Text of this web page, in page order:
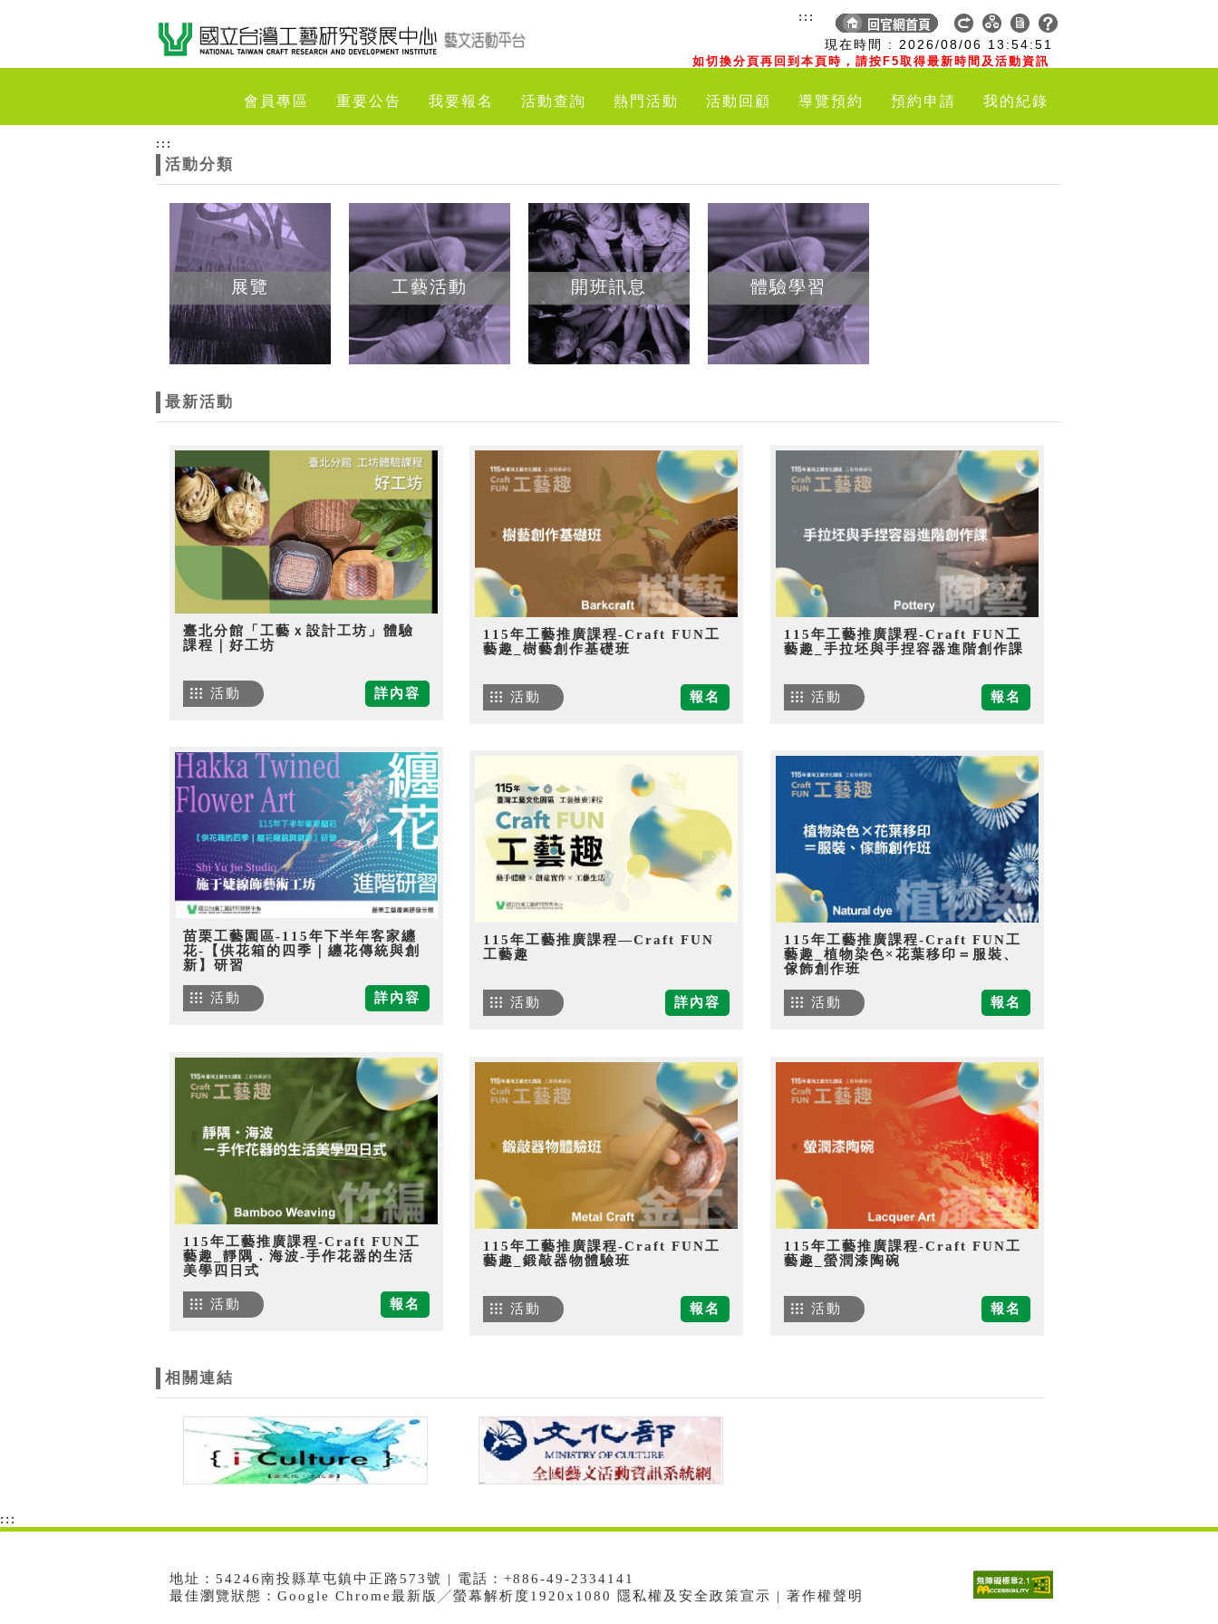
現在時間 : 2026/08/06 13:54:52
如切換分頁再回到本頁時，請按F5取得最新時間及活動資訊
:::
會員專區 重要公告 我要報名 活動查詢 熱門活動 活動回顧 導覽預約 預約申請 我的紀錄
:::
活動分類
展覽 工藝活動 開班訊息 體驗學習
最新活動
臺北分館「工藝ｘ設計工坊」體驗
課程｜好工坊
詳內容
活動
115年工藝推廣課程-Craft FUN工
藝趣_樹藝創作基礎班
報名
活動
115年工藝推廣課程-Craft FUN工
藝趣_手拉坯與手捏容器進階創作課
報名
活動
苗栗工藝園區-115年下半年客家纏
花-【供花箱的四季｜纏花傳統與創
新】研習
詳內容
活動
115年工藝推廣課程—Craft FUN
工藝趣
詳內容
活動
115年工藝推廣課程-Craft FUN工
藝趣_植物染色×花葉移印＝服裝、
傢飾創作班
報名
活動
115年工藝推廣課程-Craft FUN工
藝趣_靜隅．海波-手作花器的生活
美學四日式
報名
活動
115年工藝推廣課程-Craft FUN工
藝趣_鍛敲器物體驗班
報名
活動
115年工藝推廣課程-Craft FUN工
藝趣_螢潤漆陶碗
報名
活動
相關連結
:::
地址：54246南投縣草屯鎮中正路573號 | 電話：+886-49-2334141
最佳瀏覽狀態：Google Chrome最新版╱螢幕解析度1920x1080 隱私權及安全政策宣示 | 著作權聲明